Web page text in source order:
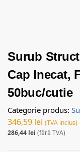
Surub
Cap Inecat,
50buc/cutie
Categorie produs:
346,59 lei (TVA inclus)
286,44 lei (fără TVA)